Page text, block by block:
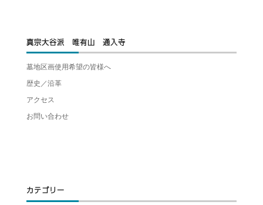
真宗大谷派 唯有山 通入寺
墓地区画使用希望の皆様へ
歴史／沿革
アクセス
お問い合わせ
カテゴリー